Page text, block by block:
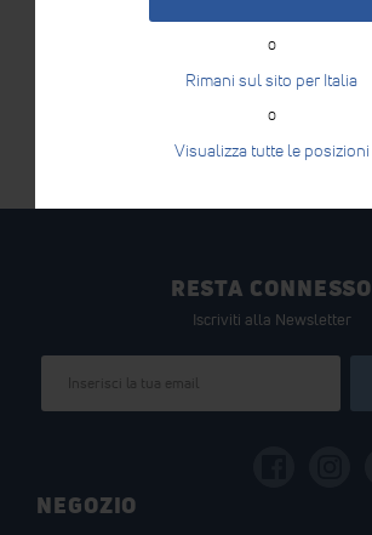
o
Rimani sul sito per Italia
o
Visualizza tutte le posizioni
RESTA CONNESSO
Iscriviti alla Newsletter
alla
NEGOZIO